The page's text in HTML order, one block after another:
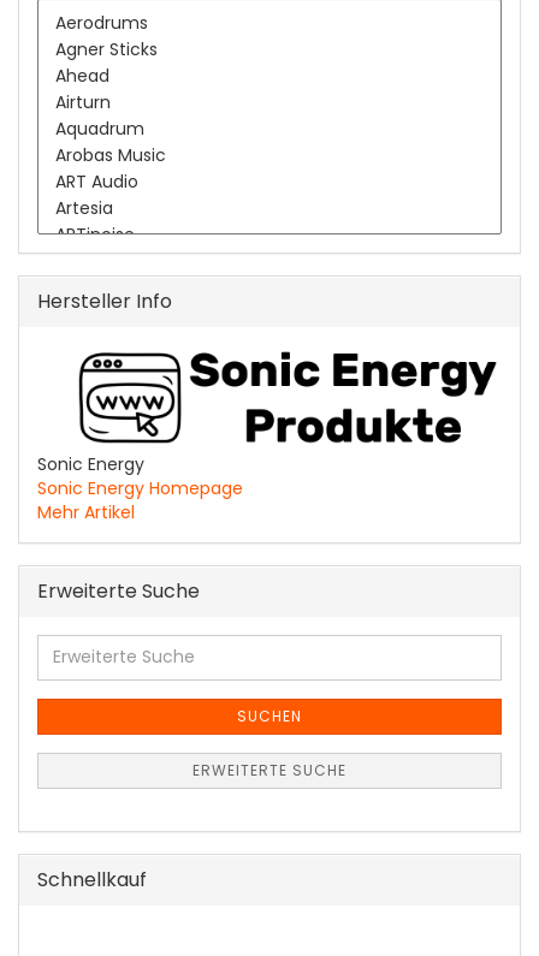
Hersteller Info
Sonic Energy
Sonic Energy Homepage
Mehr Artikel
Erweiterte Suche
Erweiterte
Suche
SUCHEN
ERWEITERTE SUCHE
Schnellkauf